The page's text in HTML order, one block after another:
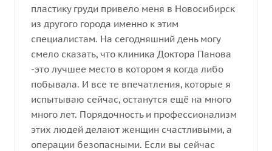
пластику груди привело меня в Новосибирск
из другого города именно к этим
специалистам. На сегодняшний день могу
смело сказать, что клиника Доктора Панова
-это лучшее место в котором я когда либо
побывала. И все те впечатления, которые я
испытываю сейчас, останутся ещё на много
много лет. Порядочность и профессионализм
этих людей делают женщин счастливыми, а
операции безопасными. Если вы сейчас